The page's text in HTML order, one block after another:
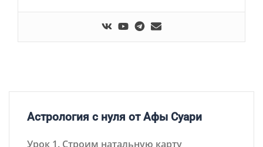
Астрология с нуля от Афы Суари
Урок 1. Строим натальную карту